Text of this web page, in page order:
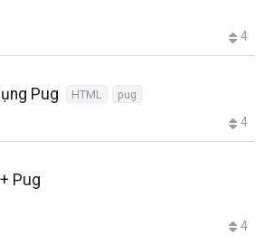
4
Pug HTML pug
4
Pug
4